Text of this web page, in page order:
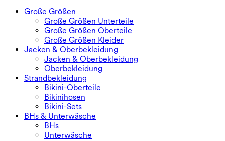
Große Größen
Große Größen Unterteile
Große Größen Oberteile
Große Größen Kleider
Jacken & Oberbekleidung
Jacken & Oberbekleidung
Oberbekleidung
Strandbekleidung
Bikini-Oberteile
Bikinihosen
Bikini-Sets
BHs & Unterwäsche
BHs
Unterwäsche